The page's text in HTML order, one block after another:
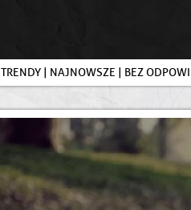
TRENDY | NAJNOWSZE | BEZ